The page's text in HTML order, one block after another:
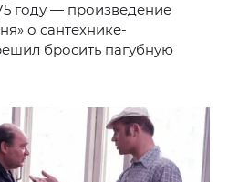
году — произведение
о сантехнике-
бросить пагубную